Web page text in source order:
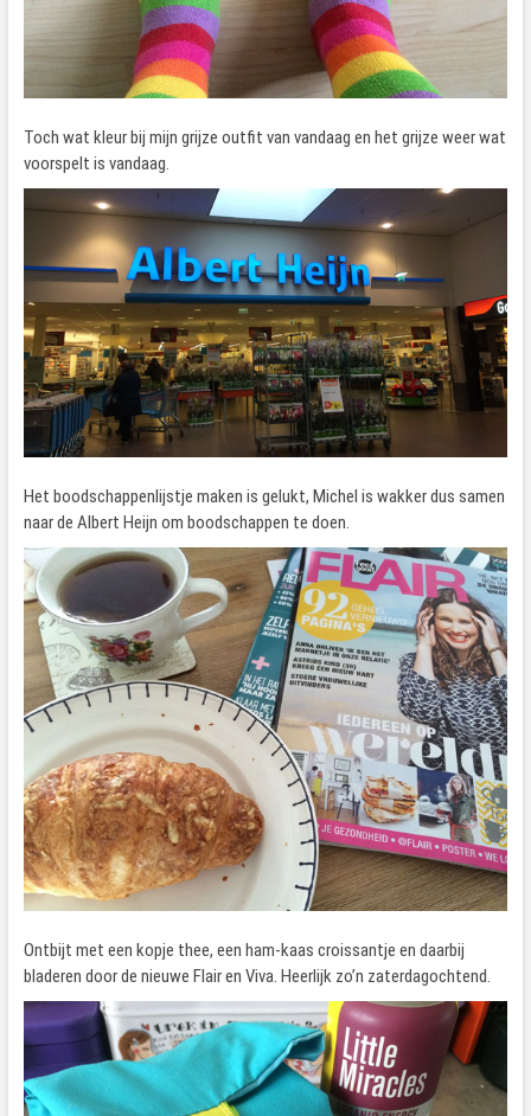
Toch wat kleur bij mijn grijze outfit van vandaag en het grijze weer wat
voorspelt is vandaag.
Het boodschappenlijstje maken is gelukt, Michel is wakker dus samen
naar de Albert Heijn om boodschappen te doen.
Ontbijt met een kopje thee, een ham-kaas croissantje en daarbij
bladeren door de nieuwe Flair en Viva. Heerlijk zo’n zaterdagochtend.